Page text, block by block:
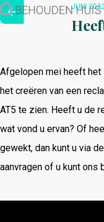
Hoe werkt het?
Over ons
JUNI
Afgelopen mei heeft het
het creëren van een
AT5 te zien. Heeft u de
wat vond u ervan? Of
gewekt, dan kunt u via
aanvragen of u kunt ons